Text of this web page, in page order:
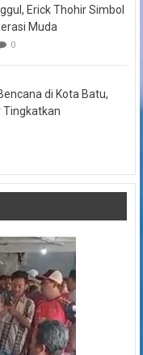
Erick Thohir Simbol
Muda
0
di Kota Batu,
Tingkatkan